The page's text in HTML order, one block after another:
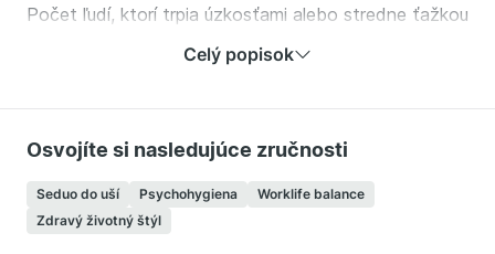
Počet ľudí, ktorí trpia úzkosťami alebo stredne ťažkou
depresiou, narástol minimálne o pätinu.
nám zvládnuť nadchádzajúcu situáciu čo najlepšie,
podporiť fyzické zdravie a zvýšiť odolnosť pre prípad
neočakávaných ťažkostí. Našťastie, existujú zásady,
ktoré vám pomôžu si psychickú pohodu skúsiť udržať.
V tomto kurze sa dozviete:
Celý popisok
Osvojíte si nasledujúce zručnosti
Seduo do uší Psychohygiena
Worklife balance
Zdravý životný štýl